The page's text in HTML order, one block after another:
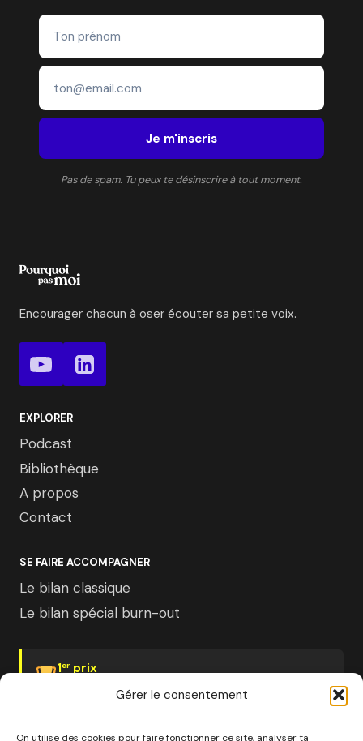
Gérer le consentement
On utilise des cookies pour faire fonctionner ce site, analyser ta
Je m'inscris
Pas de spam. Tu peux te désinscrire à tout moment.
Encourager chacun à oser écouter sa petite voix.
EXPLORER
Podcast
Bibliothèque
A propos
Contact
SE FAIRE ACCOMPAGNER
Le bilan classique
Le bilan spécial burn-out
1er prix